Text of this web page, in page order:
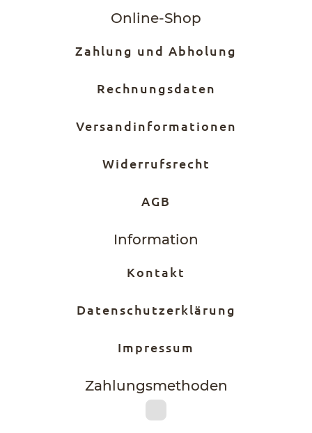
Online-Shop
Zahlung und Abholung
Rechnungsdaten
Versandinformationen
Widerrufsrecht
AGB
Information
Kontakt
Datenschutzerklärung
Impressum
Zahlungs­methoden